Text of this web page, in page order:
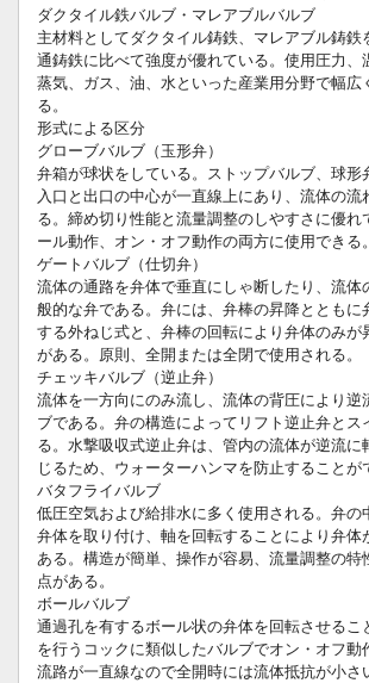
ダクタイル鉄バルブ・マレアブルバルブ
主材料としてダクタイル鋳鉄、マレアブル鋳鉄
通鋳鉄に比べて強度が優れている。使用圧力、
蒸気、ガス、油、水といった産業用分野で幅広
る。
形式による区分
グローブバルブ（玉形弁）
弁箱が球状をしている。ストップバルブ、球形
入口と出口の中心が一直線上にあり、流体の流
る。締め切り性能と流量調整のしやすさに優れ
ール動作、オン・オフ動作の両方に使用できる。
ゲートバルブ（仕切弁）
流体の通路を弁体で垂直にしゃ断したり、流体
般的な弁である。弁には、弁棒の昇降とともに
する外ねじ式と、弁棒の回転により弁体のみが
がある。原則、全開または全閉で使用される。
チェッキバルブ（逆止弁）
流体を一方向にのみ流し、流体の背圧により逆
ブである。弁の構造によってリフト逆止弁とス
る。水撃吸収式逆止弁は、管内の流体が逆流に
じるため、ウォーターハンマを防止することが
バタフライバルブ
低圧空気および給排水に多く使用される。弁の
弁体を取り付け、軸を回転することにより弁体
ある。構造が簡単、操作が容易、流量調整の特
点がある。
ボールバルブ
通過孔を有するボール状の弁体を回転させるこ
を行うコックに類似したバルブでオン・オフ動
流路が一直線なので全開時には流体抵抗が小さ